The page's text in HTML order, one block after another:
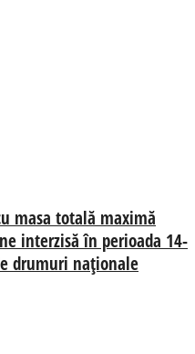
masa totală maximă
interzisă în perioada 14-
drumuri naționale